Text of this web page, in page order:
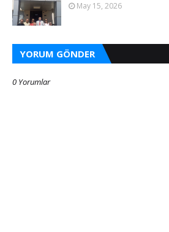
May 15, 2026
YORUM GÖNDER
0 Yorumlar